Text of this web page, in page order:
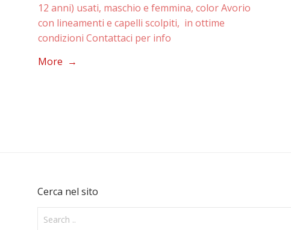
12 anni) usati, maschio e femmina, color Avorio
con lineamenti e capelli scolpiti, in ottime
condizioni Contattaci per info
More →
Cerca nel sito